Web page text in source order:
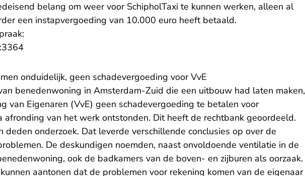
belang om weer voor SchipholTaxi te kunnen werken, alleen al
een instapvergoeding van 10.000 euro heeft betaald.
- U verlaat Rechtspraak.nl
onduidelijk, geen schadevergoeding voor VvE
benedenwoning in Amsterdam-Zuid die een uitbouw had laten maken,
van Eigenaren (VvE) geen schadevergoeding te betalen voor
afronding van het werk ontstonden. Dit heeft de rechtbank geoordeeld.
deden onderzoek. Dat leverde verschillende conclusies op over de
De deskundigen noemden, naast onvoldoende ventilatie in de
ook de badkamers van de boven- en zijburen als oorzaak.
aantonen dat de problemen voor rekening komen van de eigenaar